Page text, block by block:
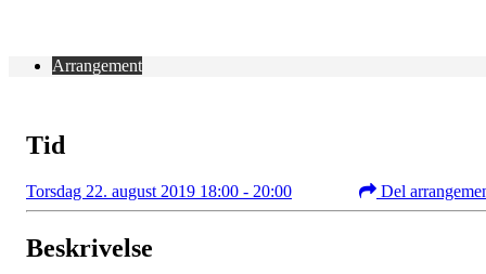
Arrangement
Tid
Torsdag 22. august 2019 18:00 - 20:00 Del
Beskrivelse